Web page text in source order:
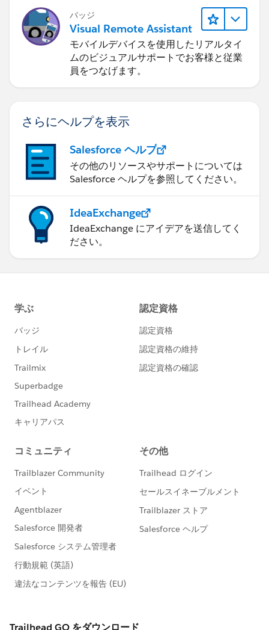
バッジ
Visual Remote Assistant
モバイルデバイスを使用したリアルタイ
ムのビジュアルサポートでお客様と従業
員をつなげます。
さらにヘルプを表示
Salesforce ヘルプ
その他のリソースやサポートについては
Salesforce ヘルプを参照してください。
IdeaExchange
IdeaExchange にアイデアを送信してく
ださい。